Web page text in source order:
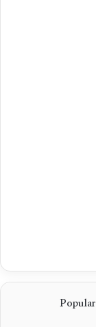
Popular